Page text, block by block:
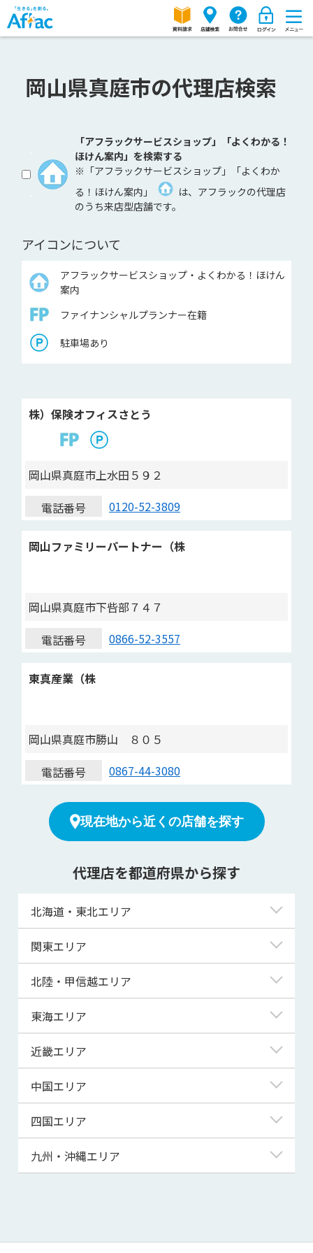
岡山県真庭市の代理店検索
「アフラックサービスショップ」「よくわかる！
ほけん案内」を検索する
※「アフラックサービスショップ」「よくわか
る！ほけん案内」
は、アフラックの代理店
のうち来店型店舗です。
アイコンについて
アフラックサービスショップ・よくわかる！ほけん
案内
ファイナンシャルプランナー在籍
駐車場あり
株）保険オフィスさとう
岡山県真庭市上水田５９２
電話番号
0120-52-3809
岡山ファミリーパートナー（株
岡山県真庭市下呰部７４７
電話番号
0866-52-3557
東真産業（株
岡山県真庭市勝山 ８０５
電話番号
0867-44-3080
現在地から近くの店舗を探す
代理店を都道府県から探す
北海道・東北エリア
北海道
青森県
宮城県
秋田県
山形県
関東エリア
東京都
神奈川県
埼玉県
千葉県
茨城県
群馬県
北陸・甲信越エリア
新潟県
富山県
福井県
山梨県
長野県
東海エリア
岐阜県
静岡県
三重県
近畿エリア
滋賀県
京都府
大阪府
兵庫県
和歌山県
中国エリア
鳥取県
島根県
山口県
四国エリア
徳島県
高知県
九州・沖縄エリア